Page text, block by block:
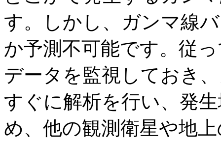
す。しかし、ガンマ線
か予測不可能です。従
データを監視しておき
すぐに解析を行い、発
め、他の観測衛星や地